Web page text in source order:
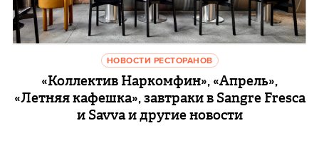
НОВОСТИ РЕСТОРАНОВ
«Коллектив Наркомфин», «Апрель»,
«Летняя кафешка», завтраки в Sangre Fresca
и Savva и другие новости